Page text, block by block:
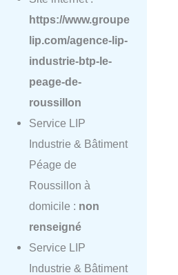
https://www.groupe
lip.com/agence-lip-
industrie-btp-le-
peage-de-
roussillon
Service LIP
Industrie & Bâtiment
Péage de
Roussillon à
domicile : non
renseigné
Service LIP
Industrie & Bâtiment